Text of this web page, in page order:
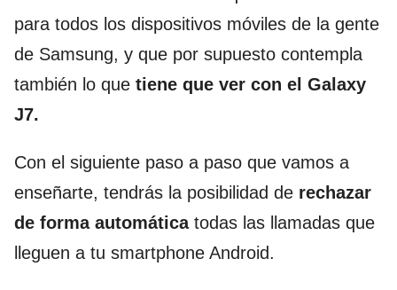
para todos los dispositivos móviles de la gente
de Samsung, y que por supuesto contempla
también lo que tiene que ver con el Galaxy
J7.
Con el siguiente paso a paso que vamos a
enseñarte, tendrás la posibilidad de rechazar
de forma automáticatodas las llamadas que
lleguen a tu smartphone Android.